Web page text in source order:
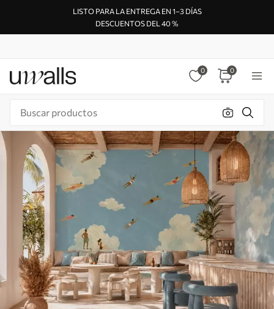
LISTO PARA LA ENTREGA EN 1–3 DÍAS
DESCUENTOS DEL 40 %
0 0